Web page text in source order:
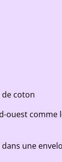
de coton
ouest comme
une